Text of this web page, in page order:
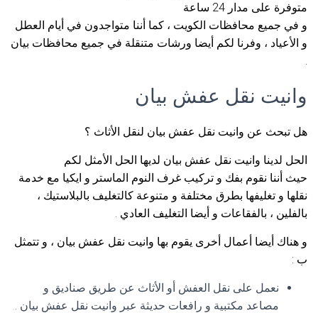
متوفرة على مدار 24 ساعة
و في جميع محافظات الكويت ، كما أننا متواجدون في أيام العطل
و الأعياد ، وفرنا لكم أيضا ورشات متنقلة في جميع محافظات بيان
.
وانيت نقل عفش بيان
هل تبحث عن وانيت نقل عفش بيان لنقل الأثاث ؟
الحل لدينا وانيت نقل عفش بيان لديها الحل الأمثل لكم
حيث أننا نقوم بفك و تركيب غرف النوم الماستر و ايكيا مع خدمة
نقلها و تغليفها بطرق مختلفة و متنوعة كالتغليف بالبلاستيك ،
بالفلين ، بالفقاعات و أيضا التغليف العادي .
و هناك أيضا أعمال أخرى يقوم بها وانيت نقل عفش بيان ، و تتمثل
ب :
نعمل على نقل العفش أو الأثاث عن طريق صناديق و
مصاعد مكتبية و رافعات حديثة عبر وانيت نقل عفش بيان .